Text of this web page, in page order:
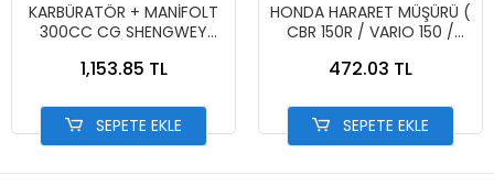
KARBÜRATÖR + MANİFOLT
300CC CG SHENGWEY
1,153.85 TL
SEPETE EKLE
HONDA HARARET MÜŞÜRÜ (
CBR 150R / VARIO 150 /
472.03 TL
SEPETE EKLE